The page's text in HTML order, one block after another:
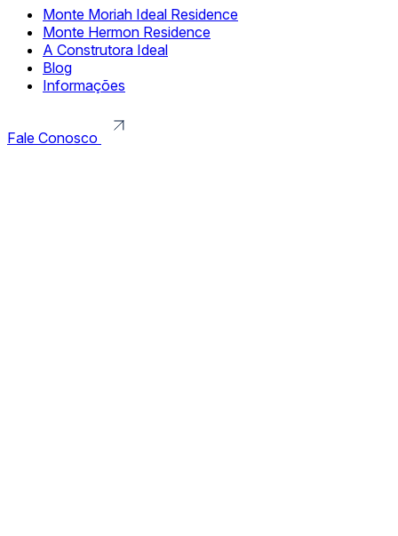
Monte Moriah Ideal Residence
Monte Hermon Residence
A Construtora Ideal
Blog
Informações
Fale Conosco